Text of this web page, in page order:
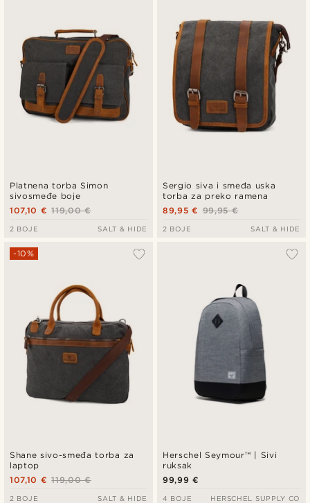
Platnena torba Simon
sivosmeđe boje
119,00 €
107,10 €
2 BOJE SALT & HIDE
Sergio siva i smeđa uska
torba za preko ramena
99,95 €
89,95 €
2 BOJE SALT & HIDE
Shane sivo-smeđa torba za
laptop
-10%
119,00 €
107,10 €
2 BOJE SALT & HIDE
Herschel Seymour™ | Sivi
ruksak
99,99 €
4 BOJE HERSCHEL SUPPLY CO